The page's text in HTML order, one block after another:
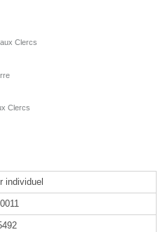
Clercs
Clercs
individuel